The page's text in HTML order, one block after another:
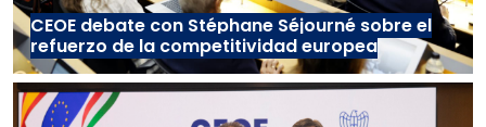
CEOE debate con Stéphane Séjourné sobre el
refuerzo de la competitividad europea